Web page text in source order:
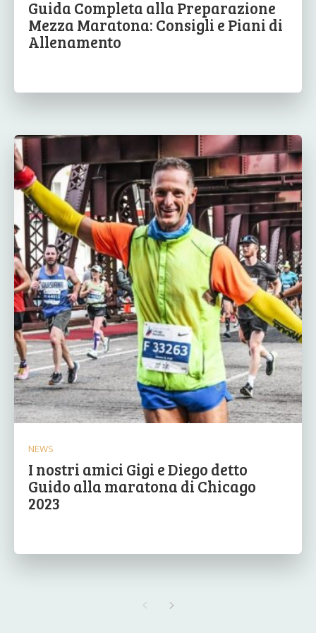
Guida Completa alla Preparazione
Mezza Maratona: Consigli e Piani di
Allenamento
NEWS
I nostri amici Gigi e Diego detto
Guido alla maratona di Chicago
2023